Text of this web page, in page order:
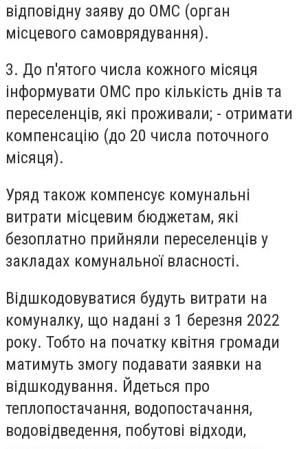
відповідну заяву до ОМС (орган
місцевого самоврядування).
3. До п'ятого числа кожного місяця
інформувати ОМС про кількість днів та
переселенців, які проживали; - отримати
компенсацію (до 20 числа поточного
місяця).
Уряд також компенсує комунальні
витрати місцевим бюджетам, які
безоплатно прийняли переселенців у
закладах комунальної власності.
Відшкодовуватися будуть витрати на
комуналку, що надані з 1 березня 2022
року. Тобто на початку квітня громади
матимуть змогу подавати заявки на
відшкодування. Йдеться про
теплопостачання, водопостачання,
водовідведення, побутові відходи,